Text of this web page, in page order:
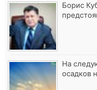
Борис
На
осадков